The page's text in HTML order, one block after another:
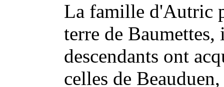
La famille d'Autric
terre de
descendants ont
celles de